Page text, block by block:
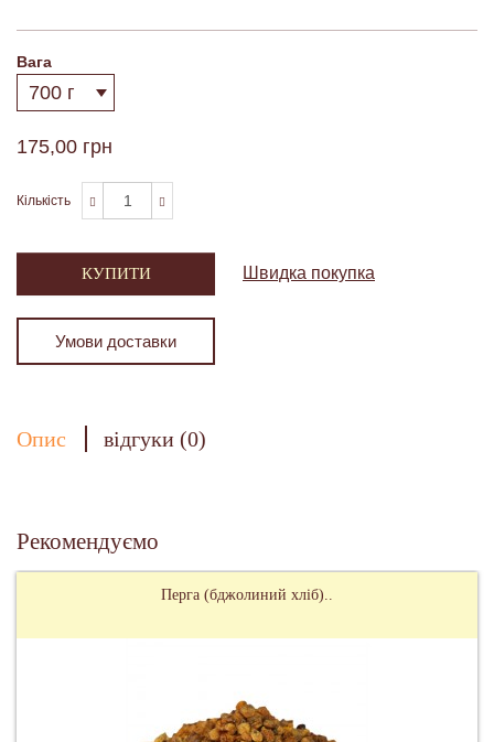
Вага
175,00 грн
Кількість
КУПИТИ Швидка покупка
Умови доставки
Опис відгуки (0)
Рекомендуємо
Перга (бджолиний хліб)..